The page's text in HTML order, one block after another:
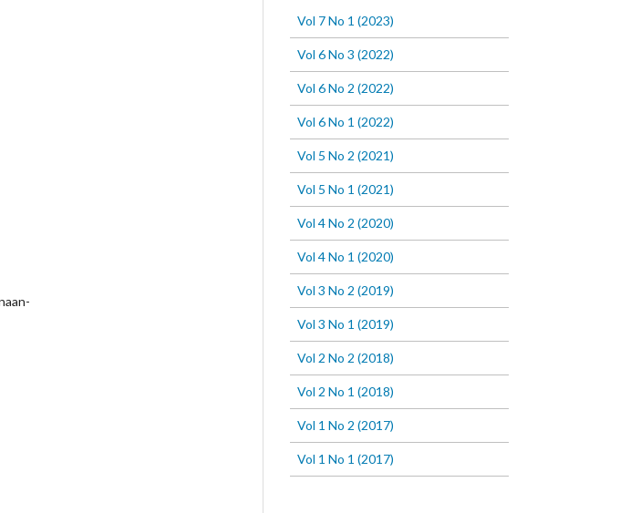
Vol 7 No 1 (2023)
Vol 6 No 3 (2022)
Vol 6 No 2 (2022)
Vol 6 No 1 (2022)
Vol 5 No 2 (2021)
Vol 5 No 1 (2021)
Vol 4 No 2 (2020)
Vol 4 No 1 (2020)
Vol 3 No 2 (2019)
Vol 3 No 1 (2019)
Vol 2 No 2 (2018)
Vol 2 No 1 (2018)
Vol 1 No 2 (2017)
Vol 1 No 1 (2017)